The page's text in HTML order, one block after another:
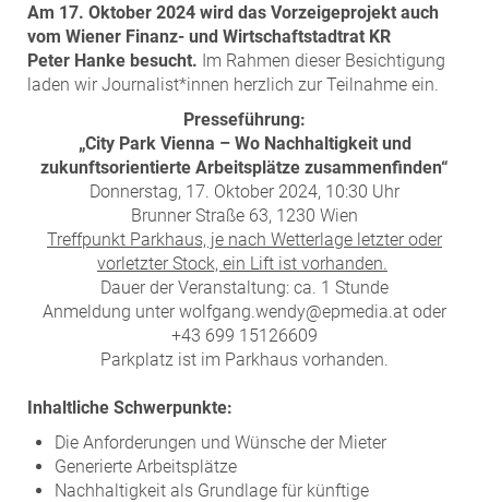
Am 17. Oktober 2024 wird das Vorzeigeprojekt auch
vom Wiener Finanz- und Wirtschaftstadtrat KR
Peter Hanke besucht. Im Rahmen dieser Besichtigung
laden wir Journalist*innen herzlich zur Teilnahme ein.
Presseführung:
„City Park Vienna – Wo Nachhaltigkeit und
zukunftsorientierte Arbeitsplätze zusammenfinden“
Donnerstag, 17. Oktober 2024, 10:30 Uhr
Brunner Straße 63, 1230 Wien
Treffpunkt Parkhaus, je nach Wetterlage letzter oder
vorletzter Stock, ein Lift ist vorhanden.
Dauer der Veranstaltung: ca. 1 Stunde
Anmeldung unter wolfgang.wendy@epmedia.at oder
+43 699 15126609
Parkplatz ist im Parkhaus vorhanden.
Inhaltliche Schwerpunkte:
Die Anforderungen und Wünsche der Mieter
Generierte Arbeitsplätze
Nachhaltigkeit als Grundlage für künftige